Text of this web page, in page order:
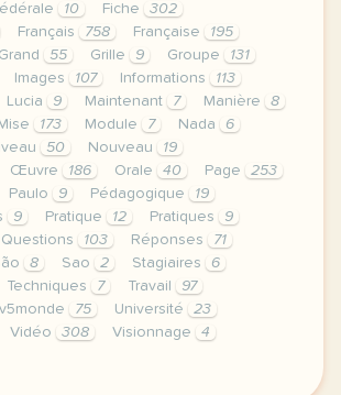
10 Fiche
302
Français 758 Française
195
Grand 55 Grille 9 Groupe
131
Images 107 Informations
113
Lucia 9 Maintenant 7 Manière
8
Mise 173 Module 7 Nada
6
50 Nouveau
19
Œuvre 186 Orale 40 Page
253
Paulo 9 Pédagogique
19
9 Pratique 12 Pratiques
9
Questions 103 Réponses
71
8 Sao 2 Stagiaires
6
Techniques 7 Travail
97
75 Université
23
Vidéo 308 Visionnage
4
votre vie privee est une priorite